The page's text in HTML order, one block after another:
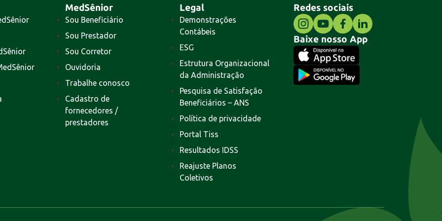
MedSênior
Sou Beneficiário
Sou Prestador
Sou Corretor
Ouvidoria
Trabalhe conosco
Cadastro de
fornecedores /
prestadores
Legal
Demonstrações
Contábeis
ESG
Estrutura Organizacional
da Administração
Pesquisa de Satisfação
Beneficiários – ANS
Política de privacidade
Portal Tiss
Resultados IDSS
Reajuste Planos
Coletivos
Redes sociais
Baixe nosso App